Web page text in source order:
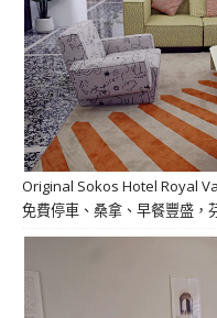
Original Sokos Hotel Royal
免費停車、桑拿、早餐豐盛，